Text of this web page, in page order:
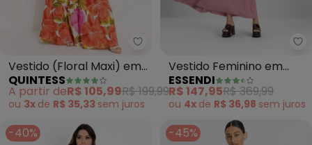
Quintess - Vestido (Floral Maxi)
Vestido (Floral Maxi) em
Malha Fria
QUINTESS
A partir deR$ 105,99R$ 199,99
ou 3x de R$ 35,33 sem juros
Vestido Feminino em
Alfaiataria (Rosa)
ESSENDI
R$ 147,95R$ 369,99
ou 4x de R$ 36,98 sem juros
-40% -45%